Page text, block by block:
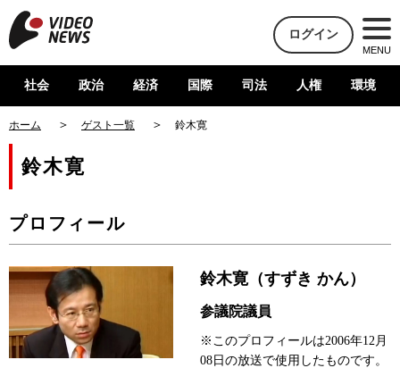
ログイン
MENU
社会 政治 経済 国際 司法 人権 環境
ホーム ゲスト一覧 鈴木寛
鈴木寛
プロフィール
鈴木寛（すずき かん）
参議院議員
※このプロフィールは2006年12月
08日の放送で使用したものです。